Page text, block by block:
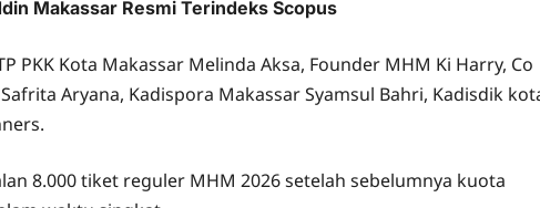
Makassar Resmi Terindeks Scopus
Kota Makassar Melinda Aksa, Founder MHM Ki Harry, Co
Aryana, Kadispora Makassar Syamsul Bahri, Kadisdik
8.000 tiket reguler MHM 2026 setelah sebelumnya kuota